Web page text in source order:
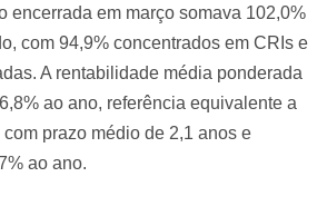
encerrada em março somava 102,0%
com 94,9% concentrados em CRIs e
A rentabilidade média ponderada
ao ano, referência equivalente a
prazo médio de 2,1 anos e
ao ano.